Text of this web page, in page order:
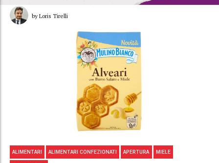
by Loris Tirelli
ALIMENTARI ALIMENTARI CONFEZIONATI APERTURA MIELE